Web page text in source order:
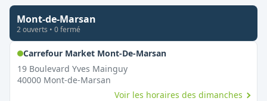
Mont-de-Marsan
2ouverts • 0fermé
Carrefour Market Mont-De-Marsan,
19 Boulevard Yves Mainguy
40000 Mont-de-Marsan
Voir les horaires des dimanches